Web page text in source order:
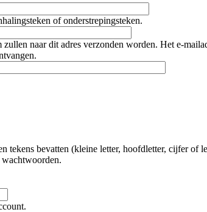
of onderstrepingsteken.
naar dit adres verzonden worden. Het e-
tekens bevatten (kleine letter, hoofdletter, cijfer of